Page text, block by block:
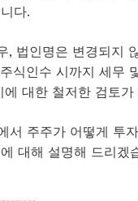
다.
, 법인명은 변경되지
식인수 시까지 세무
대한 철저한 검토가
서 주주가 어떻게 투
대해 설명해 드리겠